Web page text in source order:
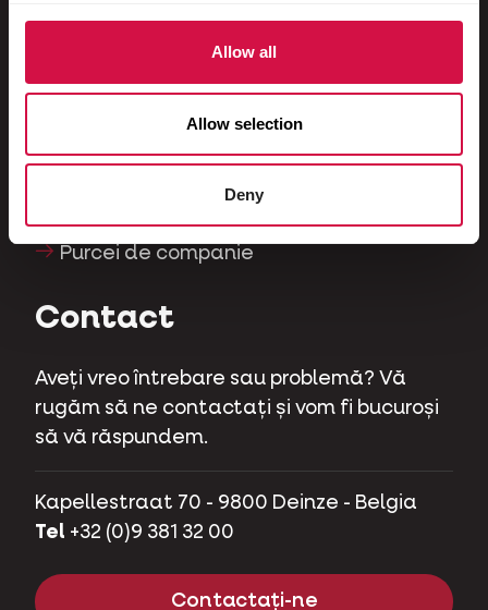
Allow all
Allow selection
Deny
Pisici
Păsări de curte
Cai
Purcei de companie
Contact
Aveți vreo întrebare sau problemă? Vă
rugăm să ne contactați și vom fi bucuroși
să vă răspundem.
Kapellestraat 70 - 9800 Deinze - Belgia
Tel +32 (0)9 381 32 00
Contactați-ne